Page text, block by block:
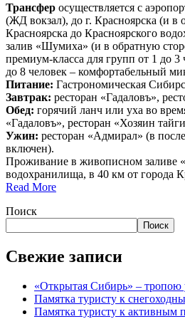
Трансфер осуществляется с
(ЖД вокзал), до г. Красноярска (и в
Красноярска до Красноярского
залив «Шумиха» (и в обратную
премиум-класса для групп от 1 до 3
до 8 человек – комфортабельный
Питание: Гастрономическая
Завтрак: ресторан «Гадаловъ»,
Обед: горячий ланч или уха во
«Гадаловъ», ресторан «Хозяин
Ужин: ресторан «Адмирал» (в
включен).
Проживание в живописном заливе
водохранилища, в 40 км от города
Read More“Памятка
Поиск
Поиск
Свежие записи
«Открытая Сибирь» – тропою
Памятка туристу к
Памятка туристу к активным